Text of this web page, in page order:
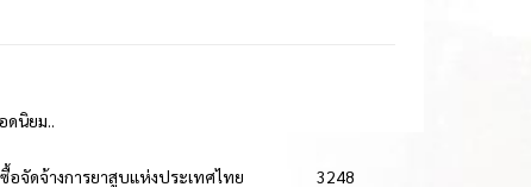
ดนิยม..
อจัดจ้างการยาสูบแห่งประเทศไทย 3248